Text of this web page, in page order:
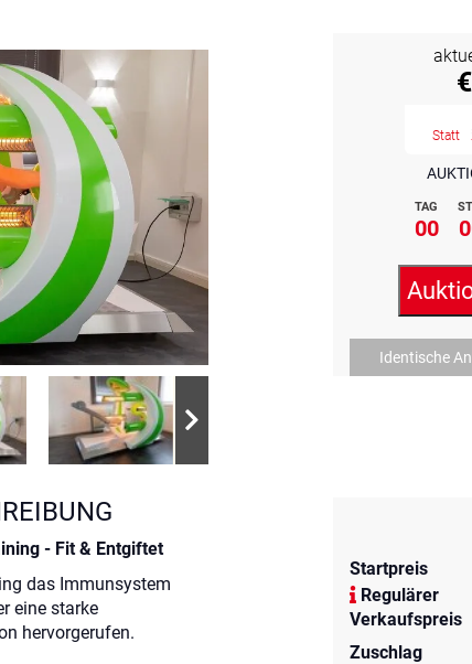
TAG
00
Statt
Identische
Startpreis
Regulärer
Verkaufspreis
Zuschlag
- Fit & Entgiftet
das Immunsystem
eine starke
hervorgerufen.